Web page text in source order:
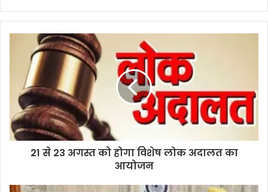
21 से 23 अगस्त को होगा विशेष लोक अदालत का
आयोजन